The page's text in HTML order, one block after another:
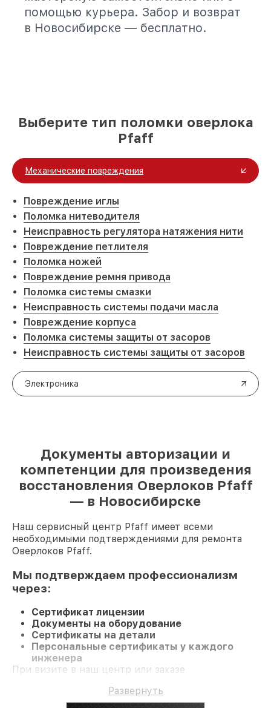
помощью курьера. Забор и возврат
в Новосибирске — бесплатно.
Выберите тип поломки оверлока
Pfaff
Механические повреждения
Повреждение иглы
Поломка нитеводителя
Неисправность регулятора натяжения нити
Повреждение петлителя
Поломка ножей
Повреждение ремня привода
Поломка системы смазки
Неисправность системы подачи масла
Повреждение корпуса
Поломка системы защиты от засоров
Неисправность системы защиты от засоров
Электроника
Документы авторизации и
компетенции для произведения
восстановления Оверлоков Pfaff
— в Новосибирске
Наш сервисный центр Pfaff имеет всеми
необходимыми подтверждениями для ремонта
Оверлоков Pfaff.
Мы подтверждаем профессионализм
через:
Сертификат лицензии
Документы на оборудование
Сертификаты на детали
Персональные сертификаты у каждого
инженера
При визите в наш центр или заказе
профессиональный сервис и гарантию на все
Развернуть